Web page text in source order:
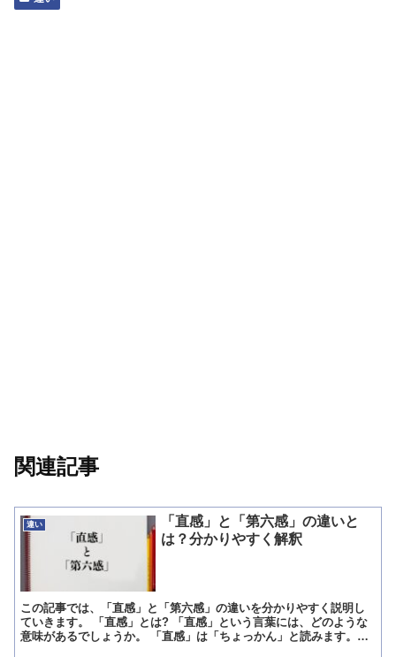
関連記事
違い
「直感」と「第六感」の違いと
は？分かりやすく解釈
この記事では、「直感」と「第六感」の違いを分かりやすく説明し
ていきます。 「直感」とは? 「直感」という言葉には、どのような
意味があるでしょうか。 「直感」は「ちょっかん」と読みます。